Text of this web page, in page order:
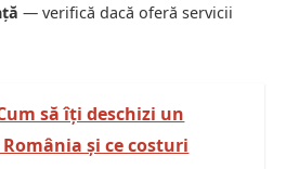
— verifică dacă oferă servicii
să îți deschizi un
și ce costuri